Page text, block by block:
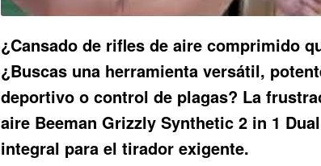
¿Cansado de rifles de aire comprimido
¿Buscas una herramienta versátil,
deportivo o control de plagas? La
aire Beeman Grizzly Synthetic 2 in 1
integral para el tirador exigente.